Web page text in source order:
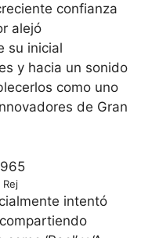
confianza
alejó
su inicial
y hacia un sonido
como uno
de Gran
intentó